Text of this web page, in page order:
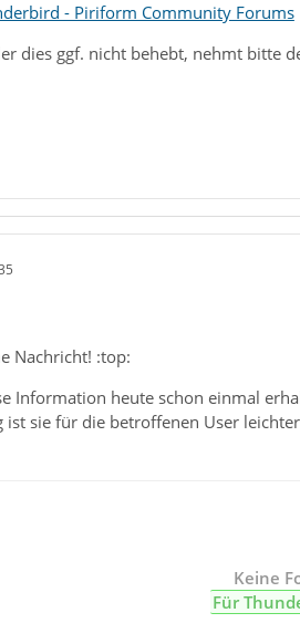
- Piriform Community Forums
dies ggf. nicht behebt, nehmt bitte
Nachricht! :top:
Information heute schon einmal
ist sie für die betroffenen User
Keine
Für